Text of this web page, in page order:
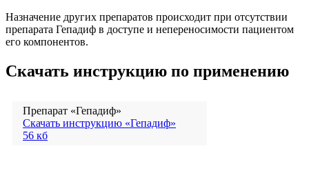
Назначение других препаратов происходит при отсутствии
препарата Гепадиф в доступе и непереносимости пациентом
его компонентов.
Скачать инструкцию по применению
Препарат «Гепадиф»
Скачать инструкцию «Гепадиф»
56 кб